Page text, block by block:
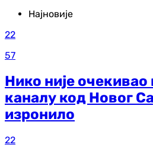
Најновије
22
57
Нико није очекивао
каналу код Новог
изронило
22